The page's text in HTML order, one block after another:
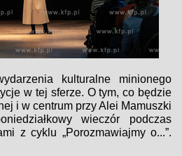
kulturalne minionego
w tej sferze. O tym, co będzie
i w centrum przy Alei Mamuszki
wieczór podczas
z cyklu „Porozmawiajmy o...”.